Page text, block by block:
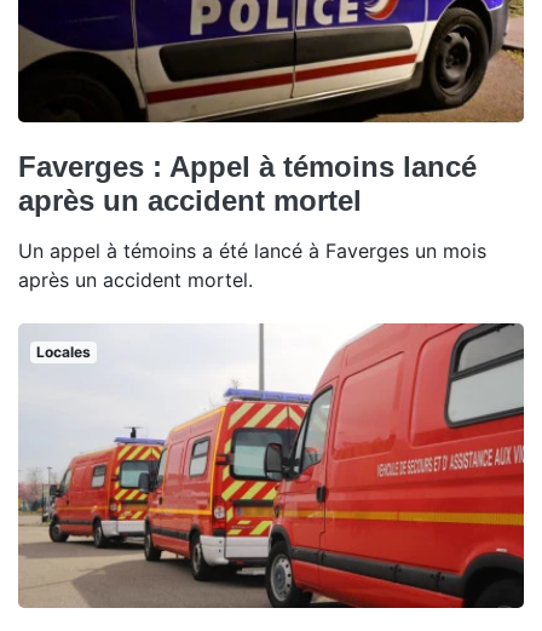
Faverges : Appel à témoins lancé
après un accident mortel
Un appel à témoins a été lancé à Faverges un mois
après un accident mortel.
Locales